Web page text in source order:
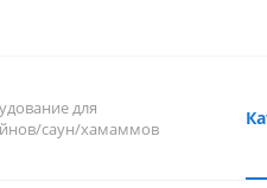
для
саун/хамаммов